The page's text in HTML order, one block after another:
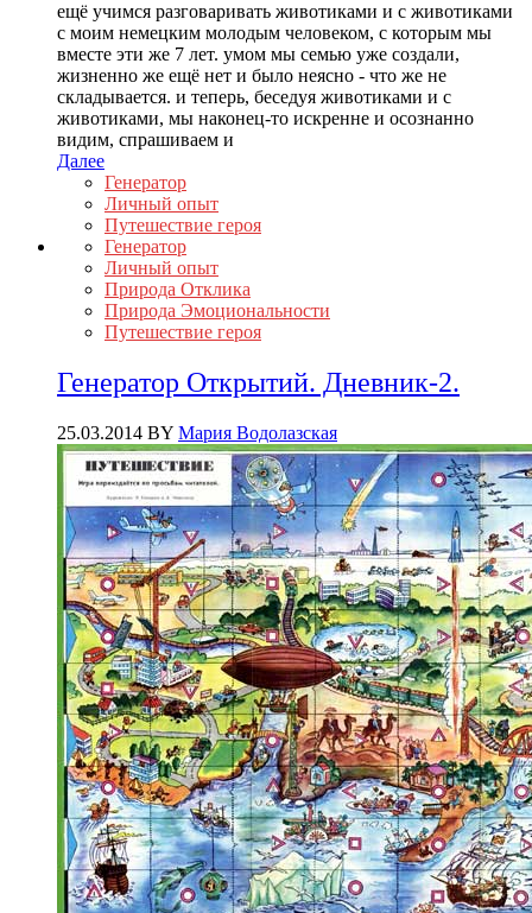
ещё учимся разговаривать животиками и с животиками
с моим немецким молодым человеком, с которым мы
вместе эти же 7 лет. умом мы семью уже создали,
жизненно же ещё нет и было неясно - что же не
складывается. и теперь, беседуя животиками и с
животиками, мы наконец-то искренне и осознанно
видим, спрашиваем и
Далее
Генератор
Личный опыт
Путешествие героя
Генератор
Личный опыт
Природа Отклика
Природа Эмоциональности
Путешествие героя
Генератор Открытий. Дневник-2.
25.03.2014 BY Мария Водолазская